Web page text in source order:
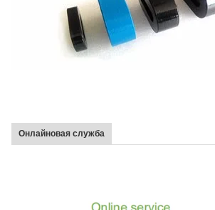
Онлайновая служба